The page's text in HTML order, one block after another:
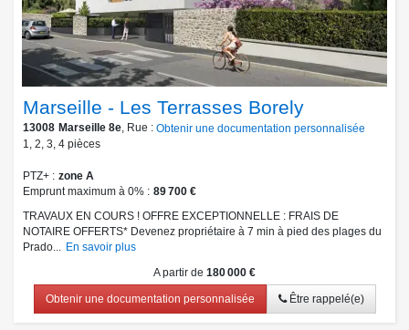
Marseille - Les Terrasses Borely
13008 Marseille 8e, Rue : Obtenir une documentation personnalisée
1, 2, 3, 4 pièces
PTZ+
zone A
Emprunt maximum à 0%
89 700 €
TRAVAUX EN COURS ! OFFRE EXCEPTIONNELLE : FRAIS DE
NOTAIRE OFFERTS* Devenez propriétaire à 7 min à pied des plages du
Prado... En savoir plus
A partir de 180 000 €
Obtenir une documentation personnalisée Être rappelé(e)